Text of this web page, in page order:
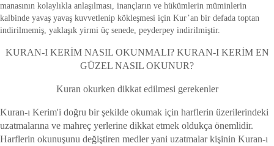
manasının kolaylıkla anlaşılması, inançların ve hükümlerin müminlerin
kalbinde yavaş yavaş kuvvetlenip kökleşmesi için Kur’an bir defada toptan
indirilmemiş, yaklaşık yirmi üç senede, peyderpey indirilmiştir.
KURAN-I KERİM NASIL OKUNMALI? KURAN-I KERİM EN
GÜZEL NASIL OKUNUR?
Kuran okurken dikkat edilmesi gerekenler
Kuran-ı Kerim'i doğru bir şekilde okumak için harflerin üzerilerindeki
uzatmalarına ve mahreç yerlerine dikkat etmek oldukça önemlidir.
Harflerin okunuşunu değiştiren medler yani uzatmalar kişinin Kuran-ı